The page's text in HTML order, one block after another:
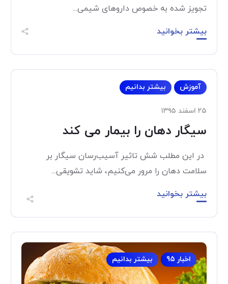
تجویز شده به خصوص داروهای شیمی...
بیشتر بخوانید
آموزش بیشتر بدانیم
۲۵ اسفند ۱۳۹۵
سیگار دهان را بیمار می کند
در این مطلب شش تاثیر آسیب‌رسان سیگار بر
سلامت دهان را مرور می‌کنیم، شاید تشویقی...
بیشتر بخوانید
اخبار 95 بیشتر بدانیم